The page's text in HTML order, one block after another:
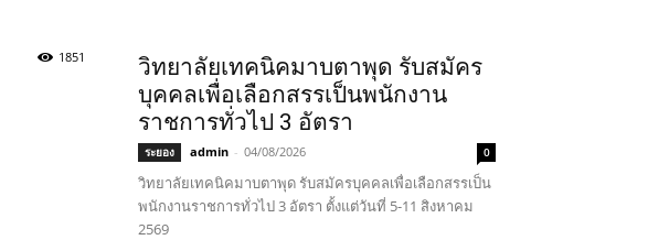
1851
วิทยาลัยเทคนิคมาบตาพุด รับสมัคร
บุคคลเพื่อเลือกสรรเป็นพนักงาน
ราชการทั่วไป 3 อัตรา
ระยอง admin - 04/08/2026 0
วิทยาลัยเทคนิคมาบตาพุด รับสมัครบุคคลเพื่อเลือกสรรเป็น
พนักงานราชการทั่วไป 3 อัตรา ตั้งแต่วันที่ 5-11 สิงหาคม
2569